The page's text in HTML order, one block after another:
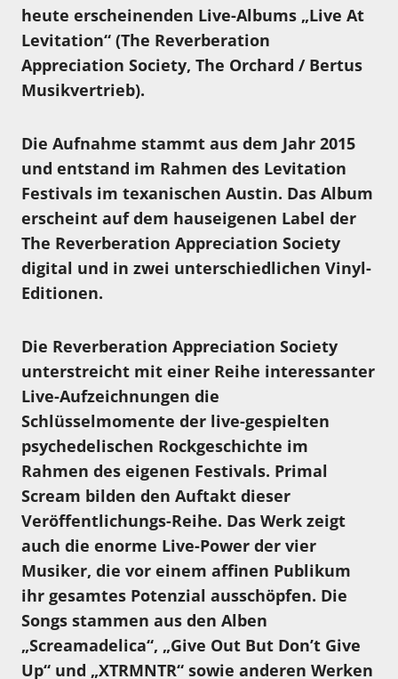
heute erscheinenden Live-Albums „Live At
Levitation“ (The Reverberation
Appreciation Society, The Orchard / Bertus
Musikvertrieb).
Die Aufnahme stammt aus dem Jahr 2015
und entstand im Rahmen des Levitation
Festivals im texanischen Austin. Das Album
erscheint auf dem hauseigenen Label der
The Reverberation Appreciation Society
digital und in zwei unterschiedlichen Vinyl-
Editionen.
Die Reverberation Appreciation Society
unterstreicht mit einer Reihe interessanter
Live-Aufzeichnungen die
Schlüsselmomente der live-gespielten
psychedelischen Rockgeschichte im
Rahmen des eigenen Festivals. Primal
Scream bilden den Auftakt dieser
Veröffentlichungs-Reihe. Das Werk zeigt
auch die enorme Live-Power der vier
Musiker, die vor einem affinen Publikum
ihr gesamtes Potenzial ausschöpfen. Die
Songs stammen aus den Alben
„Screamadelica“, „Give Out But Don’t Give
Up“ und „XTRMNTR“ sowie anderen Werken